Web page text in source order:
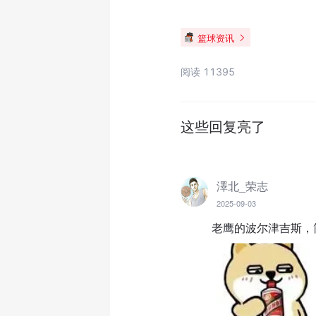
篮球资讯
阅读 11395
这些回复亮了
澤北_荣志
2025-09-03
老鹰的波尔津吉斯，